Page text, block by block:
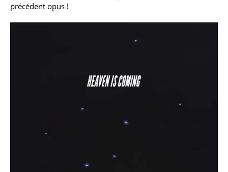
précédent opus !